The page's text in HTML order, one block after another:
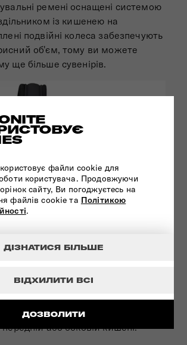
файли cookie для
користувача. Продовжуючи
сайту, Ви погоджуєтесь на
файлів cookie та Політикою
.
ДОЗВОЛИТИ
ВІДХИЛИТИ ВСІ
ДІЗНАТИСЯ БІЛЬШЕ
ремені оснащені системою
із кишенею на
подвійні колеса забезпечують
об'єм, тому ви можете
ще більше сувенірів.
квитки на літак чи
У вас під рукою є все завдяки
передній або боковій кишені.